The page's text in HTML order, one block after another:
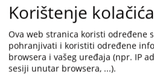
medijaciju su : 1) stranke imaju
onim što je predmet spora , 2)
stranaka za pregovore i
očekivanja i želje stranaka su
bilo određeno sudskom
Korištenje kolačića
Ova web stranica koristi određene
pohranjivati i koristiti određene
browsera i vašeg uređaja (npr. IP
sesiji unutar browsera, ...).